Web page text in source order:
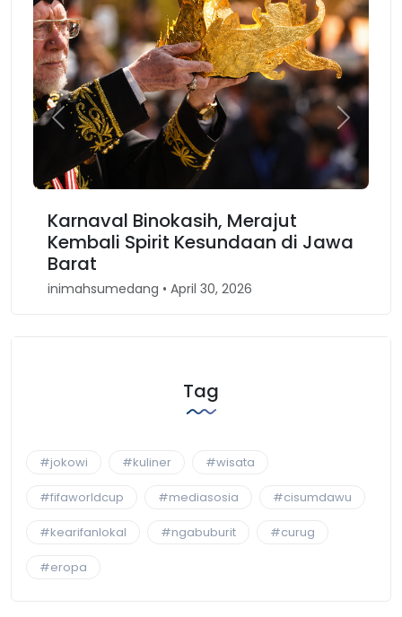
Karnaval Binokasih, Merajut
Kembali Spirit Kesundaan di Jawa
Barat
inimahsumedang • April 30, 2026
Previous Next
Tag
#jokowi #kuliner #wisata
#fifaworldcup #mediasosia #cisumdawu
#kearifanlokal #ngabuburit #curug
#eropa